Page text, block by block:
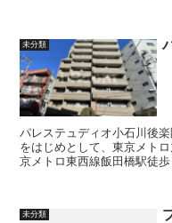
未分類
パレステュディオ小石川後楽園 都営大江戸線飯田橋駅より徒
をはじめとして、東京メト
京メトロ東西線飯田橋駅徒歩１０分。 オートロック
未分類